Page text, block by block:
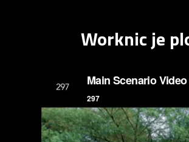
Worknic je